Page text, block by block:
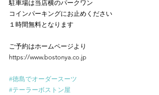
駐車場は当店横のパークワン
コインパーキングにお止めください
１時間無料となります
ご予約はホームページより
https://www.bostonya.co.jp
#徳島でオーダースーツ
#テーラーボストン屋